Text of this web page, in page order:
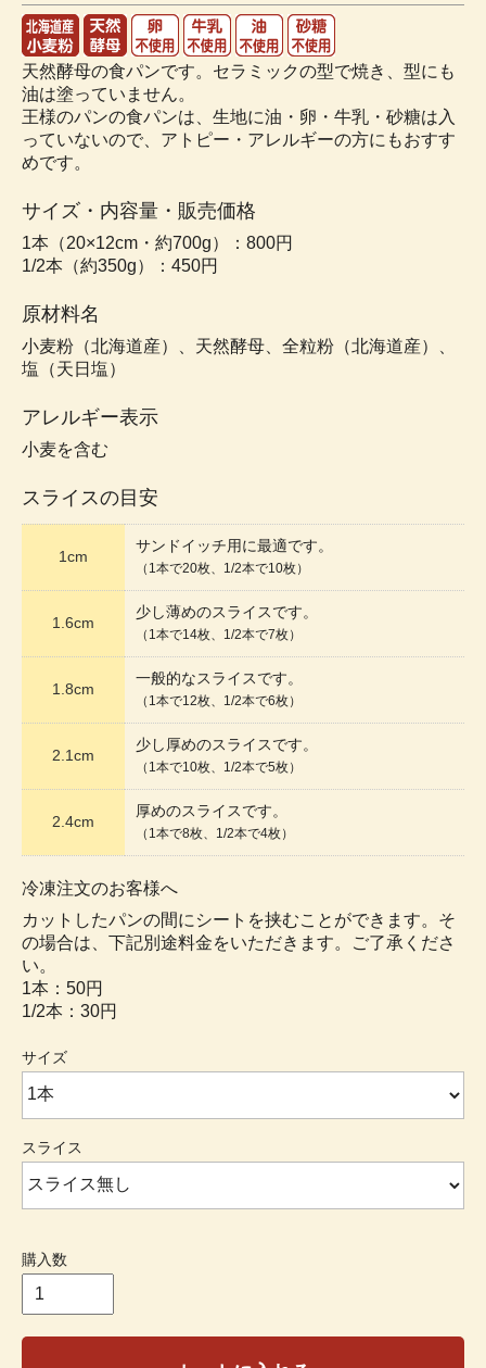
天然酵母の食パンです。セラミックの型で焼き、型にも
油は塗っていません。
王様のパンの食パンは、生地に油・卵・牛乳・砂糖は入
っていないので、アトピー・アレルギーの方にもおすす
めです。
サイズ・内容量・販売価格
1本（20×12cm・約700g）：800円
1/2本（約350g）：450円
原材料名
小麦粉（北海道産）、天然酵母、全粒粉（北海道産）、
塩（天日塩）
アレルギー表示
小麦を含む
スライスの目安
1cm
サンドイッチ用に最適です。
（1本で20枚、1/2本で10枚）
1.6cm
少し薄めのスライスです。
（1本で14枚、1/2本で7枚）
1.8cm
一般的なスライスです。
（1本で12枚、1/2本で6枚）
2.1cm
少し厚めのスライスです。
（1本で10枚、1/2本で5枚）
2.4cm
厚めのスライスです。
（1本で8枚、1/2本で4枚）
冷凍注文のお客様へ
カットしたパンの間にシートを挟むことができます。そ
の場合は、下記別途料金をいただきます。ご了承くださ
い。
1本：50円
1/2本：30円
サイズ
スライス
購入数